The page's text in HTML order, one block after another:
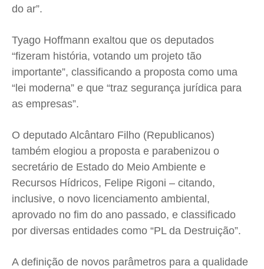
do ar”.
Tyago Hoffmann exaltou que os deputados
“fizeram história, votando um projeto tão
importante”, classificando a proposta como uma
“lei moderna” e que “traz segurança jurídica para
as empresas”.
O deputado Alcântaro Filho (Republicanos)
também elogiou a proposta e parabenizou o
secretário de Estado do Meio Ambiente e
Recursos Hídricos, Felipe Rigoni – citando,
inclusive, o novo licenciamento ambiental,
aprovado no fim do ano passado, e classificado
por diversas entidades como “PL da Destruição”.
A definição de novos parâmetros para a qualidade